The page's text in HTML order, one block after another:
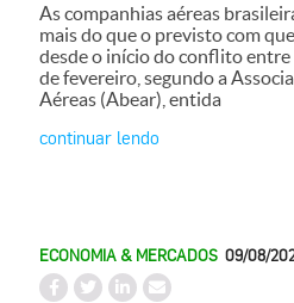
As companhias aéreas
mais do que o previsto com
desde o início do conflito entre
de fevereiro, segundo a
Aéreas (Abear), entida
continuar lendo
ECONOMIA & MERCADOS 09/08/